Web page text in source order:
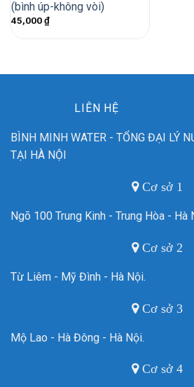
(bình úp-không vòi)
45,000₫
LIÊN HỆ
BÌNH MINH WATER - TỔNG ĐẠI LÝ
TẠI HÀ NỘI
Cơ sở 1
Ngõ 100 Trung Kinh - Trung Hòa - Hà
Cơ sở 2
Từ Liêm - Mỹ Đình - Hà Nội.
Cơ sở 3
Mộ Lao - Hà Đông - Hà Nội.
Cơ sở 4